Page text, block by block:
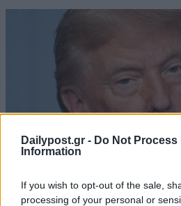
Dailypost.gr - Do Not Process
Information
If you wish to opt-out of the sale,
processing of your personal or